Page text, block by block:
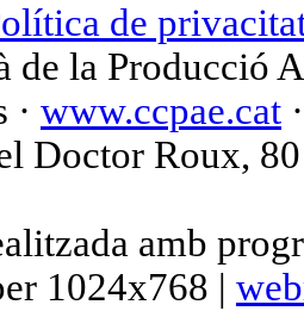
de
de la Producció
· www.ccpae.cat
Doctor Roux,
amb
1024x768 |